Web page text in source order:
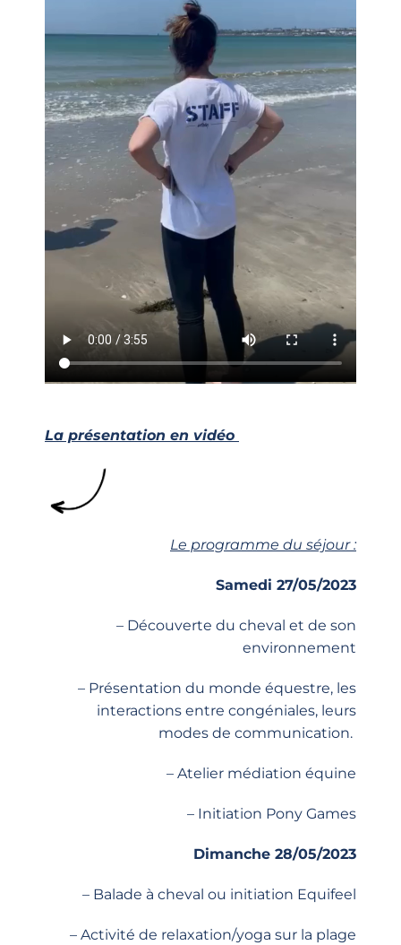
La présentation en vidéo
Le programme du séjour :
Samedi 27/05/2023
– Découverte du cheval et de son
environnement
– Présentation du monde équestre, les
interactions entre congéniales, leurs
modes de communication.
– Atelier médiation équine
– Initiation Pony Games
Dimanche 28/05/2023
– Balade à cheval ou initiation Equifeel
– Activité de relaxation/yoga sur la plage